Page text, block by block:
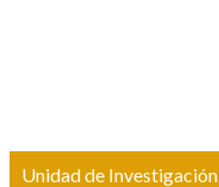
Unidad de Investigación